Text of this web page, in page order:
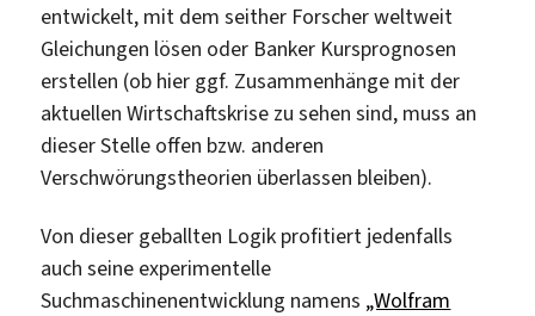
entwickelt, mit dem seither Forscher weltweit
Gleichungen lösen oder Banker Kursprognosen
erstellen (ob hier ggf. Zusammenhänge mit der
aktuellen Wirtschaftskrise zu sehen sind, muss an
dieser Stelle offen bzw. anderen
Verschwörungstheorien überlassen bleiben).
Von dieser geballten Logik profitiert jedenfalls
auch seine experimentelle
Suchmaschinenentwicklung namens „Wolfram